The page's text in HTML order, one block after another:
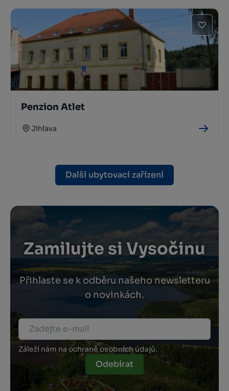
Penzion Atlet
Jihlava
Další ubytovací zařízení
Zamilujte si Vysočinu
Přihlaste se k odběru našeho newsletteru
o novinkách.
Záleží nám na ochraně osobních údajů.
Odebírat